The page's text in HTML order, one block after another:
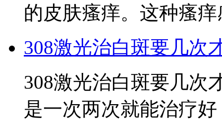
的皮肤瘙痒。这种瘙痒
308激光治白斑要几次
308激光治白斑要几次
是一次两次就能治疗